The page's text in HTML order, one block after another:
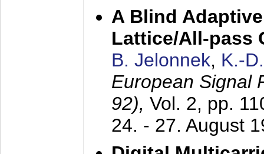
A Blind
Lattice/All-pass
B. Jelonnek, K.-
European Signal
92), Vol. 2, pp.
24. - 27. August